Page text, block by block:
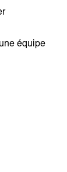
équipe